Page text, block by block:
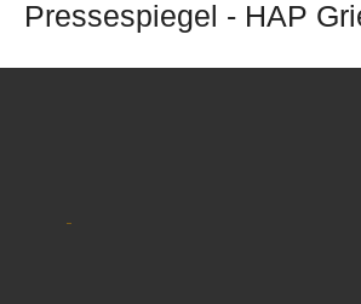
Pressespiegel - HAP